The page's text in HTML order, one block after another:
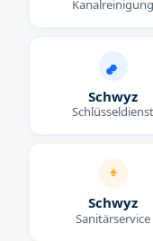
Kanalreinigung
Schwyz
Schlüsseldienst
Schwyz
Sanitärservice